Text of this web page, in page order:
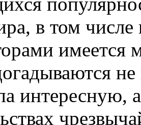
в том
имеется
интересную,